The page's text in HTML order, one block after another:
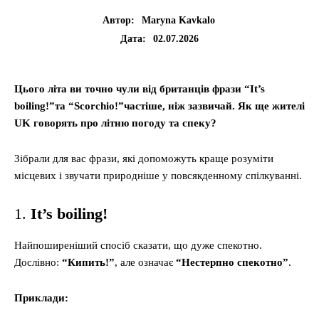
Автор:
Maryna Kavkalo
Дата:
02.07.2026
Цього літа ви точно чули від британців фрази “It’s
boiling!”та “Scorchio!”частіше, ніж зазвичай. Як ще жителі
UK говорять про літню погоду та спеку?
Зібрали для вас фрази, які допоможуть краще розуміти
місцевих і звучати природніше у повсякденному спілкуванні.
1. It’s boiling!
Найпоширеніший спосіб сказати, що дуже спекотно.
Дослівно: “Кипить!”, але означає“Нестерпно спекотно”.
Приклади: